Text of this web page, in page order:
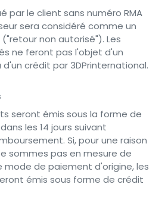
par le client sans numéro RMA
sera considéré comme un
non autorisé"). Les
ne feront pas l'objet d'un
crédit par 3DPrinternational.
seront émis sous la forme de
les 14 jours suivant
Si, pour une raison
sommes pas en mesure de
mode de paiement d'origine, les
émis sous forme de crédit